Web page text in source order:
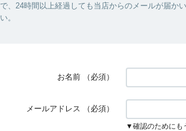
で、24時間以上経過しても当店からのメールが届か
い。
お名前 （必須）
メールアドレス （必須）
▼確認のためにも